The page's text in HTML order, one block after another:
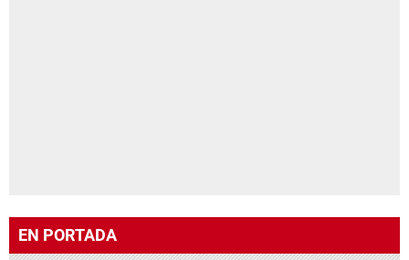
EN PORTADA